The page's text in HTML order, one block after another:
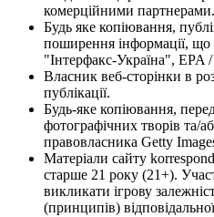
комерційними партнерами.
Будь яке копіювання,
поширення інформації, що
"Інтерфакс-Україна", EPA
Власник веб-сторінки в
публікації.
Будь-яке копіювання,
фотографічних творів та/
правовласника Getty
Матеріали сайту
старше 21 року (21+).
викликати ігрову
(принципів)